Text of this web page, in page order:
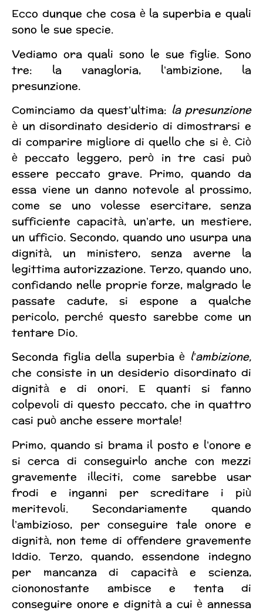
Ecco dunque che cosa è la superbia e quali
sono le sue specie.
Vediamo ora quali sono le sue figlie. Sono
tre: la vanagloria, l’ambizione, la
presunzione.
Cominciamo da quest’ultima: la presunzione
è un disordinato desiderio di dimostrarsi e
di comparire migliore di quello che si è. Ciò
è peccato leggero, però in tre casi può
essere peccato grave. Primo, quando da
essa viene un danno notevole al prossimo,
come se uno volesse esercitare, senza
sufficiente capacità, un’arte, un mestiere,
un ufficio. Secondo, quando uno usurpa una
dignità, un ministero, senza averne la
legittima autorizzazione. Terzo, quando uno,
confidando nelle proprie forze, malgrado le
passate cadute, si espone a qualche
pericolo, perché questo sarebbe come un
tentare Dio.
Seconda figlia della superbia è l’ambizione,
che consiste in un desiderio disordinato di
dignità e di onori. E quanti si fanno
colpevoli di questo peccato, che in quattro
casi può anche essere mortale!
Primo, quando si brama il posto e l’onore e
si cerca di conseguirlo anche con mezzi
gravemente illeciti, come sarebbe usar
frodi e inganni per screditare i più
meritevoli. Secondariamente quando
l’ambizioso, per conseguire tale onore e
dignità, non teme di offendere gravemente
Iddio. Terzo, quando, essendone indegno
per mancanza di capacità e scienza,
ciononostante ambisce e tenta di
conseguire onore e dignità a cui è annessa